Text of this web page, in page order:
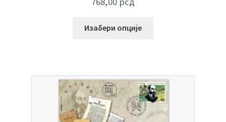
Изабери опције